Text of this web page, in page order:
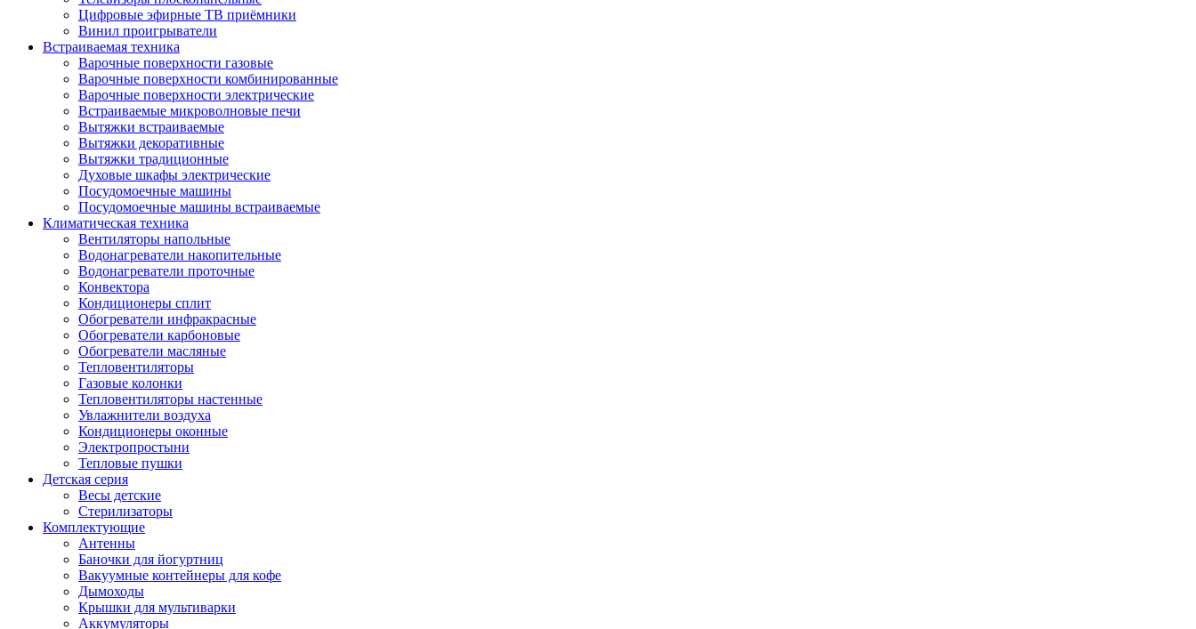
Цифровые эфирные ТВ приёмники
Винил проигрыватели
Встраиваемая техника
Варочные поверхности газовые
Варочные поверхности комбинированные
Варочные поверхности электрические
Встраиваемые микроволновые печи
Вытяжки встраиваемые
Вытяжки декоративные
Вытяжки традиционные
Духовые шкафы электрические
Посудомоечные машины
Посудомоечные машины встраиваемые
Климатическая техника
Вентиляторы напольные
Водонагреватели накопительные
Водонагреватели проточные
Конвектора
Кондиционеры сплит
Обогреватели инфракрасные
Обогреватели карбоновые
Обогреватели масляные
Тепловентиляторы
Газовые колонки
Тепловентиляторы настенные
Увлажнители воздуха
Кондиционеры оконные
Электропростыни
Тепловые пушки
Детская серия
Весы детские
Стерилизаторы
Комплектующие
Антенны
Баночки для йогуртниц
Вакуумные контейнеры для кофе
Дымоходы
Крышки для мультиварки
Аккумуляторы